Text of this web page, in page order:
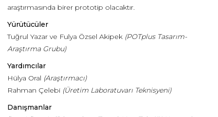
araştırmasında birer prototip olacaktır.
Yürütücüler
Tuğrul Yazar ve Fulya Özsel Akipek (POTplus Tasarım-
Araştırma Grubu)
Yardımcılar
Hülya Oral (Araştırmacı)
Rahman Çelebi (Üretim Laboratuvarı Teknisyeni)
Danışmanlar